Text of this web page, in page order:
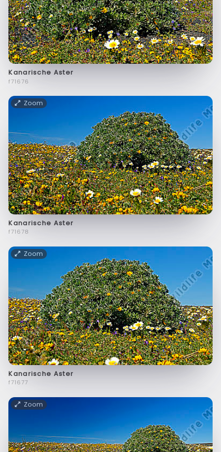
Kanarische Aster
f71676
Zoom
Kanarische Aster
f71678
Zoom
Kanarische Aster
f71677
Zoom